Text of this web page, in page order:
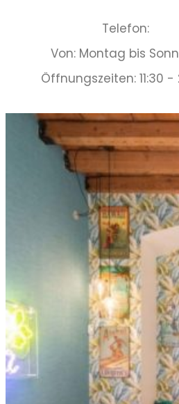
Telefon:
Von: Montag bis
Öffnungszeiten: 11:30 -